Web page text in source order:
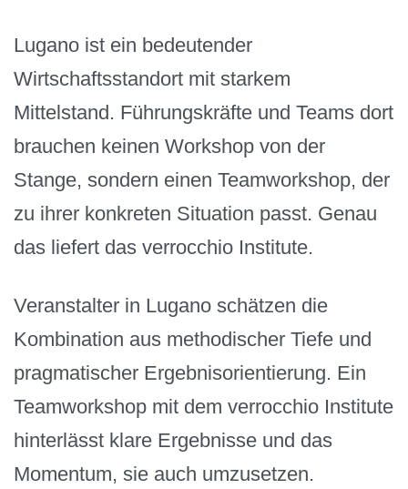
Lugano ist ein bedeutender
Wirtschaftsstandort mit starkem
Mittelstand. Führungskräfte und Teams dort
brauchen keinen Workshop von der
Stange, sondern einen Teamworkshop, der
zu ihrer konkreten Situation passt. Genau
das liefert das verrocchio Institute.
Veranstalter in Lugano schätzen die
Kombination aus methodischer Tiefe und
pragmatischer Ergebnisorientierung. Ein
Teamworkshop mit dem verrocchio Institute
hinterlässt klare Ergebnisse und das
Momentum, sie auch umzusetzen.